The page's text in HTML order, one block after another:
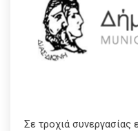
Σε τροχιά συνεργασίας